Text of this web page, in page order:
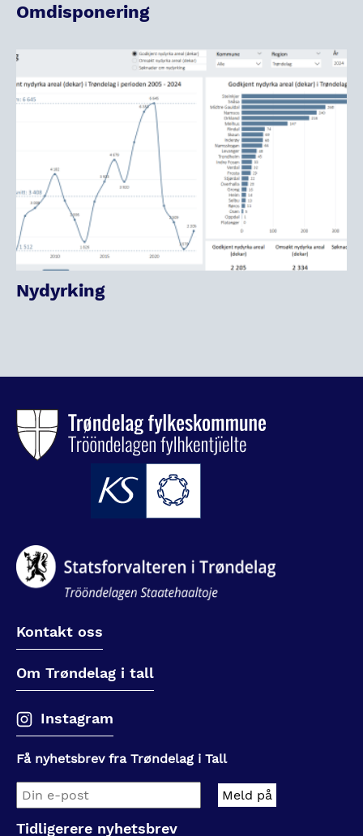
Omdisponering
Nydyrking
Kontakt oss
Om Trøndelag i tall
Instagram
Få nyhetsbrev fra Trøndelag i Tall
Tidligerere nyhetsbrev